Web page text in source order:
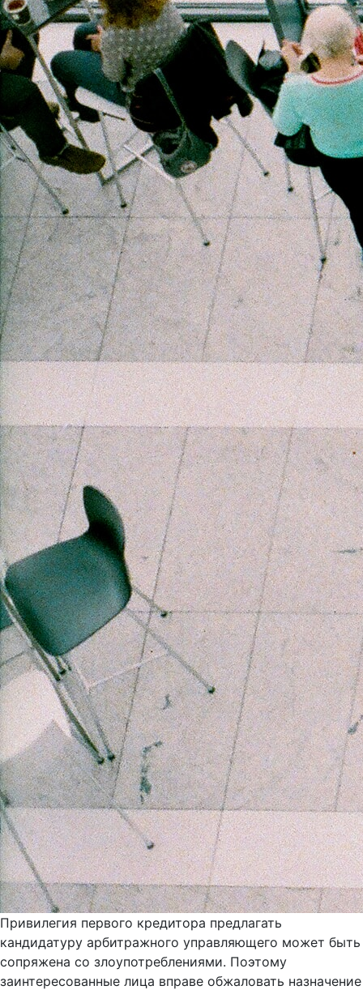
Привилегия первого кредитора предлагать
кандидатуру арбитражного управляющего может быть
сопряжена со злоупотреблениями. Поэтому
заинтересованные лица вправе обжаловать назначение